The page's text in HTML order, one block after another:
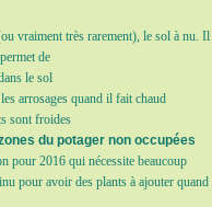
vraiment très rarement), le sol à nu. Il
de
le sol
arrosages quand il fait chaud
sont froides
du potager non occupées
pour 2016 qui nécessite beaucoup
pour avoir des plants à ajouter quand